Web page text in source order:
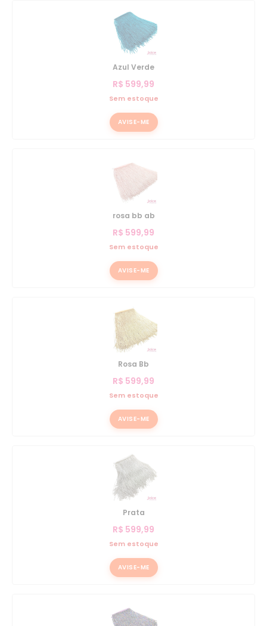
Azul Verde
R$ 599,99
Sem estoque
AVISE-ME
rosa bb ab
R$ 599,99
Sem estoque
AVISE-ME
Rosa Bb
R$ 599,99
Sem estoque
AVISE-ME
Prata
R$ 599,99
Sem estoque
AVISE-ME